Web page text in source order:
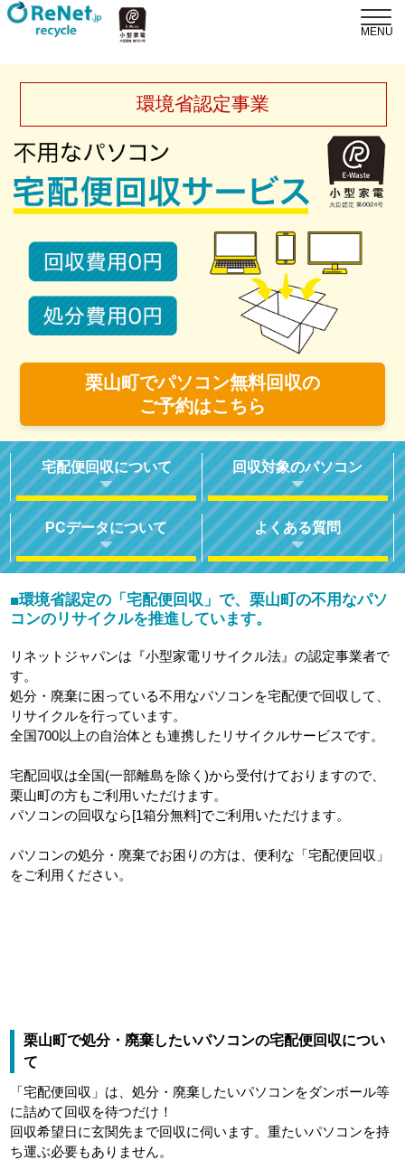
環境省認定事業
栗山町でパソコン無料回収の
ご予約はこちら
宅配便回収について 回収対象のパソコン
PCデータについて よくある質問
■環境省認定の「宅配便回収」で、栗山町の不用なパソ
コンのリサイクルを推進しています。
リネットジャパンは『小型家電リサイクル法』の認定事業者で
す。
処分・廃棄に困っている不用なパソコンを宅配便で回収して、
リサイクルを行っています。
全国700以上の自治体とも連携したリサイクルサービスです。
宅配回収は全国(一部離島を除く)から受付けておりますので、
栗山町の方もご利用いただけます。
パソコンの回収なら[1箱分無料]でご利用いただけます。
パソコンの処分・廃棄でお困りの方は、便利な「宅配便回収」
をご利用ください。
栗山町で処分・廃棄したいパソコンの宅配便回収につい
て
「宅配便回収」は、処分・廃棄したいパソコンをダンボール等
に詰めて回収を待つだけ！
回収希望日に玄関先まで回収に伺います。重たいパソコンを持
ち運ぶ必要もありません。